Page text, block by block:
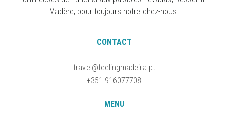
Madère, pour toujours notre chez-nous.
CONTACT
travel@feelingmadeira.pt
+351 916077708
MENU